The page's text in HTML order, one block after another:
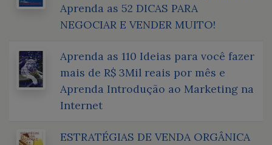
Aprenda as 52 DICAS PARA
NEGOCIAR E VENDER MUITO!
Aprenda as 110 Ideias para você fazer
mais de R$ 3Mil reais por mês e
Aprenda Introdução ao Marketing na
Internet
ESTRATÉGIAS DE VENDA ORGÂNICA